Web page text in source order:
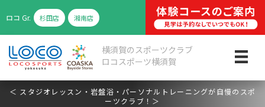
ロコ Gr. 杉田店 湘南店
横須賀のスポーツクラブ
ロコスポーツ横須賀
＜ スタジオレッスン・岩盤浴・パーソナルトレーニングが自慢のスポ
ーツクラブ！＞